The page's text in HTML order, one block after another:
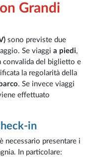
Grandi
sono previste due
Se viaggia piedi,
convalida del biglietto e
la regolarità della
. Se invece viaggi
effettuato
in
necessario presentare i
In particolare: